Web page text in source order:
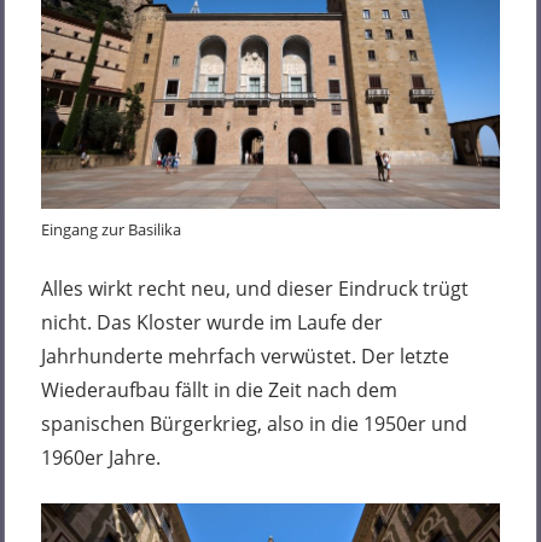
Eingang zur Basilika
Alles wirkt recht neu, und dieser Eindruck trügt
nicht. Das Kloster wurde im Laufe der
Jahrhunderte mehrfach verwüstet. Der letzte
Wiederaufbau fällt in die Zeit nach dem
spanischen Bürgerkrieg, also in die 1950er und
1960er Jahre.